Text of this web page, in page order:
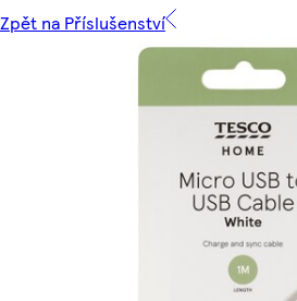
Zpět na Příslušenství